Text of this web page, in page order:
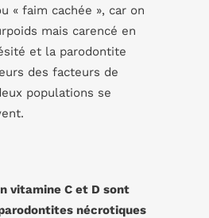
« faim cachée », car on
mais carencé en
et la parodontite
des facteurs de
populations se
vitamine C et D sont
nécrotiques